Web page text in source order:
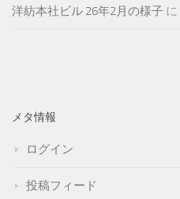
洋紡本社ビル 26年2月の様子 に
メタ情報
ログイン
投稿フィード